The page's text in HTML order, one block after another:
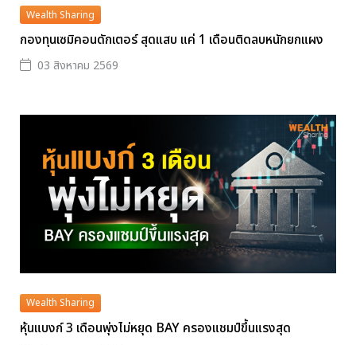
Wealth Sharing
กองทุนเซมิคอนดักเตอร์ สุดแสบ แค่ 1 เดือนติดลบหนักยกแผง
03 สิงหาคม 2569
Wealth Sharing
หุ้นแบงก์ 3 เดือนพุ่งไม่หยุด BAY ครองแชมป์ขึ้นแรงสุด